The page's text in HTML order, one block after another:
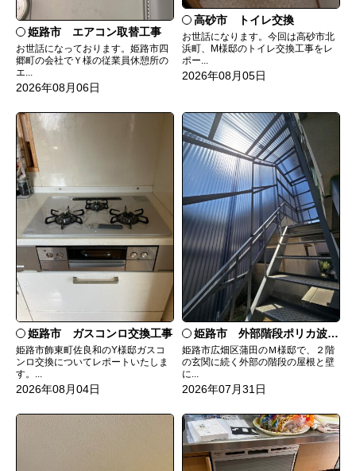
姫路市 エアコン取替工事
お世話になっております。姫路市四
郷町の会社でＹ様の従業員休憩所の
エ...
2026年08月06日
高砂市 トイレ交換
お世話になります。今回は高砂市北
浜町、M様邸のトイレ交換工事をレ
ポー...
2026年08月05日
姫路市 ガスコンロ交換工事
姫路市飾東町佐良和のY様邸ガスコ
ンロ交換についてレポートいたしま
す。...
2026年08月04日
姫路市 外部階段ポリカ波板張替工事
姫路市広畑区蒲田のＭ様邸で、２階
の玄関に続く外部の階段の屋根と壁
に...
2026年07月31日